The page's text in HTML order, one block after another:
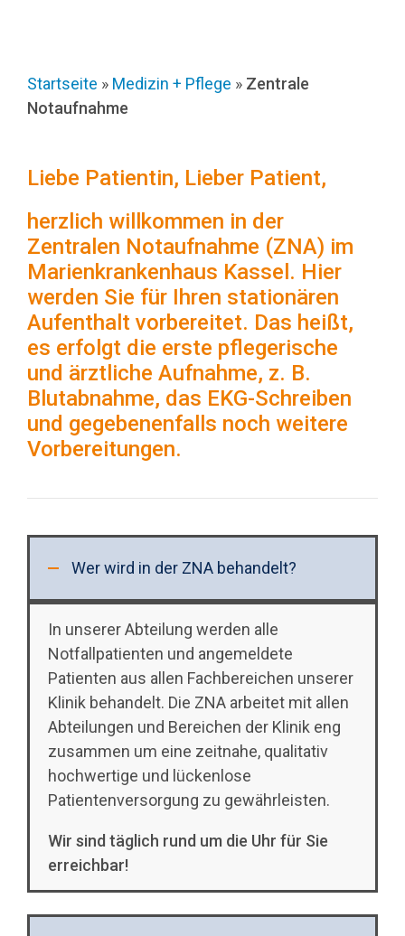
Startseite » Medizin + Pflege » Zentrale
Notaufnahme
Liebe Patientin, Lieber Patient,
herzlich willkommen in der
Zentralen Notaufnahme (ZNA) im
Marienkrankenhaus Kassel. Hier
werden Sie für Ihren stationären
Aufenthalt vorbereitet. Das heißt,
es erfolgt die erste pflegerische
und ärztliche Aufnahme, z. B.
Blutabnahme, das EKG-Schreiben
und gegebenenfalls noch weitere
Vorbereitungen.
Wer wird in der ZNA behandelt?
In unserer Abteilung werden alle
Notfallpatienten und angemeldete
Patienten aus allen Fachbereichen unserer
Klinik behandelt. Die ZNA arbeitet mit allen
Abteilungen und Bereichen der Klinik eng
zusammen um eine zeitnahe, qualitativ
hochwertige und lückenlose
Patientenversorgung zu gewährleisten.
Wir sind täglich rund um die Uhr für Sie
erreichbar!